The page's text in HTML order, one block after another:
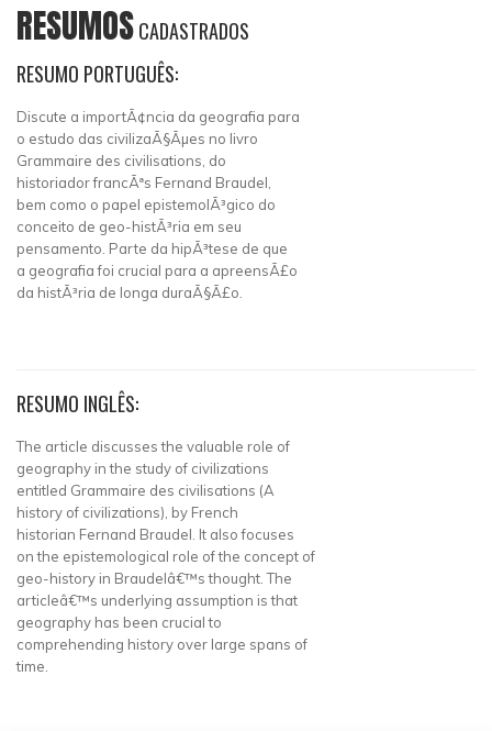
RESUMOSCADASTRADOS
RESUMO PORTUGUÊS:
Discute a importÃ¢ncia da geografia para
o estudo das civilizaÃ§Ãµes no livro
Grammaire des civilisations, do
historiador francÃªs Fernand Braudel,
bem como o papel epistemolÃ³gico do
conceito de geo-histÃ³ria em seu
pensamento. Parte da hipÃ³tese de que
a geografia foi crucial para a apreensÃ£o
da histÃ³ria de longa duraÃ§Ã£o.
RESUMO INGLÊS:
The article discusses the valuable role of
geography in the study of civilizations
entitled Grammaire des civilisations (A
history of civilizations), by French
historian Fernand Braudel. It also focuses
on the epistemological role of the concept of
geo-history in Braudelâ€™s thought. The
articleâ€™s underlying assumption is that
geography has been crucial to
comprehending history over large spans of
time.